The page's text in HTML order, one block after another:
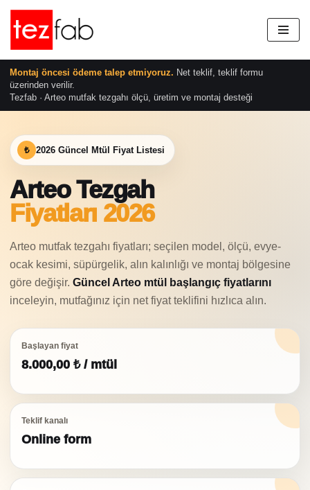
İçeriğe
geç
Montaj öncesi ödeme talep etmiyoruz. Net teklif, teklif formu
üzerinden verilir.
Tezfab · Arteo mutfak tezgahı ölçü, üretim ve montaj desteği
₺ 2026 Güncel Mtül Fiyat Listesi
Arteo Tezgah
Fiyatları 2026
Arteo mutfak tezgahı fiyatları; seçilen model, ölçü, evye-
ocak kesimi, süpürgelik, alın kalınlığı ve montaj bölgesine
göre değişir. Güncel Arteo mtül başlangıç fiyatlarını
inceleyin, mutfağınız için net fiyat teklifini hızlıca alın.
Başlayan fiyat
8.000,00 ₺/ mtül
Teklif kanalı
Online form